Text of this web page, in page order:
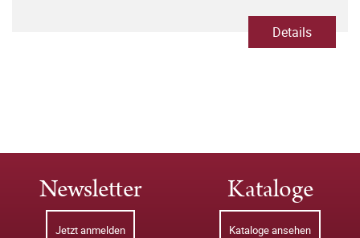
Details
Newsletter
Jetzt anmelden
Kataloge
Kataloge ansehen